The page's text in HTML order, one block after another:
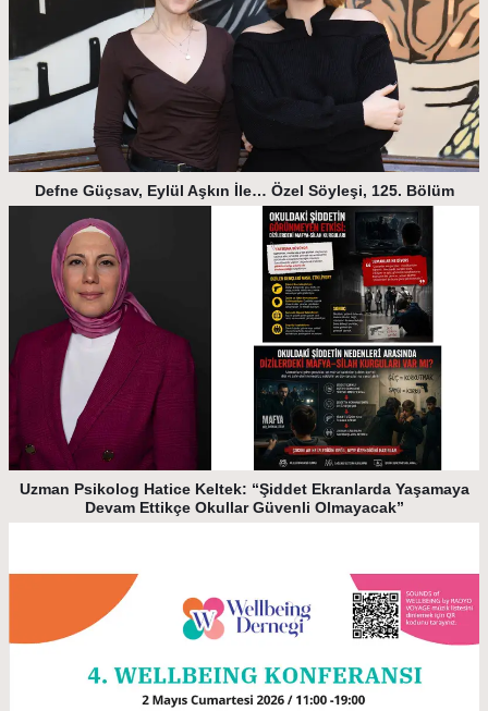
Defne Güçsav, Eylül Aşkın İle… Özel Söyleşi, 125. Bölüm
Uzman Psikolog Hatice Keltek: “Şiddet Ekranlarda Yaşamaya
Devam Ettikçe Okullar Güvenli Olmayacak”